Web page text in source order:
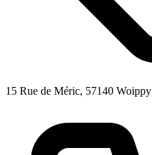
15 Rue de Méric, 57140 Woippy